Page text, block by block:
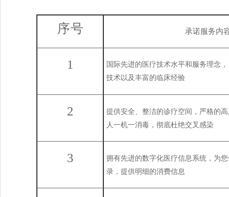
序号 承诺服务内
1
国际先进的医疗技术水平和服务理念
技术以及丰富的临床经验
2
提供安全、整洁的诊疗空间，严格的
人一机一消毒，彻底杜绝交叉感染
3 拥有先进的数字化医疗信息系统，为
录，提供明细的消费信息